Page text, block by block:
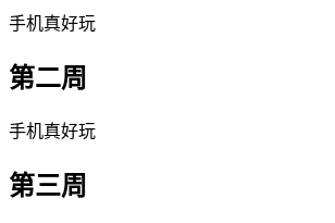
手机真好玩
第二周
手机真好玩
第三周